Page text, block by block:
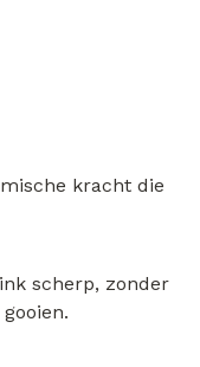
kracht die
scherp, zonder